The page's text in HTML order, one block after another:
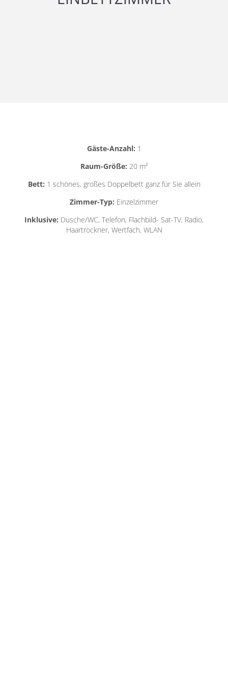
Gäste-Anzahl: 1
Raum-Größe: 20 m²
Bett: 1 schönes, großes Doppelbett ganz für Sie allein
Zimmer-Typ: Einzelzimmer
Inklusive: Dusche/WC, Telefon, Flachbild- Sat-TV, Radio,
Haartrockner, Wertfach, WLAN